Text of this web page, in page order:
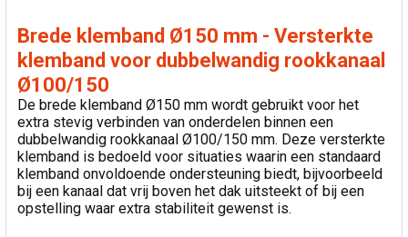
VOEG
GESELECTEERDE
TOE AAN
WINKELWAGEN
Brede klemband Ø150 mm - Versterkte
klemband voor dubbelwandig rookkanaal
Ø100/150
De brede klemband Ø150 mm wordt gebruikt voor het
extra stevig verbinden van onderdelen binnen een
dubbelwandig rookkanaal Ø100/150 mm. Deze versterkte
klemband is bedoeld voor situaties waarin een standaard
klemband onvoldoende ondersteuning biedt, bijvoorbeeld
bij een kanaal dat vrij boven het dak uitsteekt of bij een
opstelling waar extra stabiliteit gewenst is.